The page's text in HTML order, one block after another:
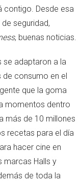
contigo. Desde esa
seguridad,
, buenas noticias.
se adaptaron a la
consumo en el
que la goma
momentos dentro
más de 10 millones
recetas para el día
hacer cine en
marcas Halls y
de toda la